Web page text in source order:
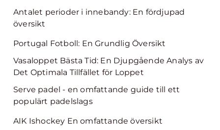
Antalet perioder i innebandy: En fördjupad
översikt
Portugal Fotboll: En Grundlig Översikt
Vasaloppet Bästa Tid: En Djupgående Analys av
Det Optimala Tillfället för Loppet
Serve padel - en omfattande guide till ett
populärt padelslags
AIK Ishockey En omfattande översikt